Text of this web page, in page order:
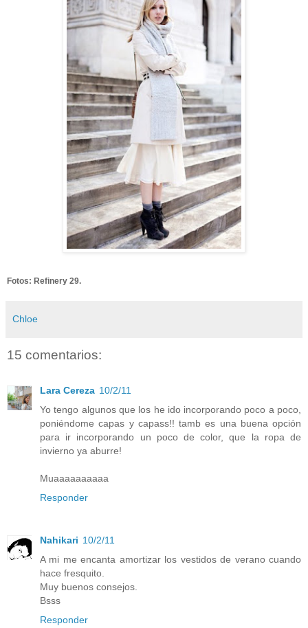
Fotos: Refinery 29.
Chloe
15 comentarios:
Lara Cereza 10/2/11
Yo tengo algunos que los he ido incorporando poco a poco,
poniéndome capas y capass!! tamb es una buena opción
para ir incorporando un poco de color, que la ropa de
invierno ya aburre!
Muaaaaaaaaaa
Responder
Nahikari 10/2/11
A mi me encanta amortizar los vestidos de verano cuando
hace fresquito.
Muy buenos consejos.
Bsss
Responder